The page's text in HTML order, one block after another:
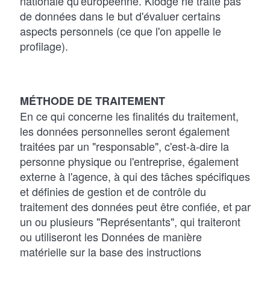
de données dans le but d'évaluer certains
aspects personnels (ce que l'on appelle le
profilage).
MÉTHODE DE TRAITEMENT
En ce qui concerne les finalités du traitement,
les données personnelles seront également
traitées par un "responsable", c'est-à-dire la
personne physique ou l'entreprise, également
externe à l'agence, à qui des tâches spécifiques
et définies de gestion et de contrôle du
traitement des données peut être confiée, et par
un ou plusieurs "Représentants", qui traiteront
ou utiliseront les Données de manière
matérielle sur la base des instructions